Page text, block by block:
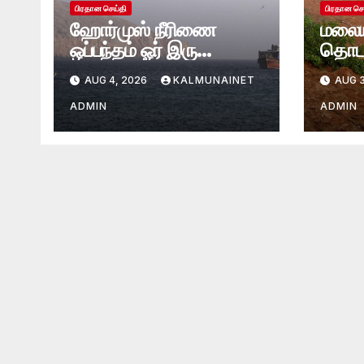
பிரதான செய்தி
ஹோர்முஸ் நீரிணை
ஒப்பந்தம் ஓர் இரு
தினங்களில் எட்டப்படும்
என்கிறார் அமெரிக்க
கருவூலச் செயலாளர்
ஸ்காட் பெசென்ட்!
AUG 4, 2026 KALMUNAINET
ADMIN
பிரதான
AUG
ADMIN